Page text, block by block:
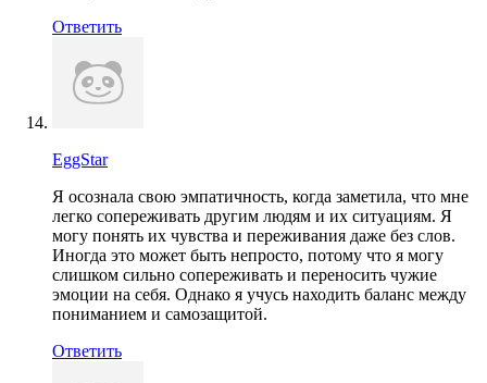
Ответить
EggStar
Я осознала свою эмпатичность, когда заметила, что мне
легко сопереживать другим людям и их ситуациям. Я
могу понять их чувства и переживания даже без слов.
Иногда это может быть непросто, потому что я могу
слишком сильно сопереживать и переносить чужие
эмоции на себя. Однако я учусь находить баланс между
пониманием и самозащитой.
Ответить